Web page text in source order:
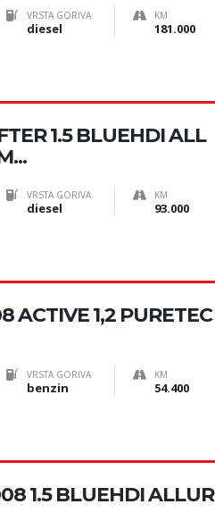
VRSTA GORIVA
diesel
KM
181.000
1.5 BLUEHDI ALL
VRSTA GORIVA
diesel
KM
93.000
ACTIVE 1,2 PURETEC
VRSTA GORIVA
benzin
KM
54.400
1.5 BLUEHDI ALLUR